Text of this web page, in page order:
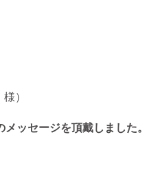
）
ッセージを頂戴しました。